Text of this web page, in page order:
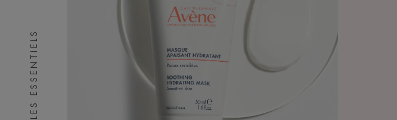
LES ESSENTIELS